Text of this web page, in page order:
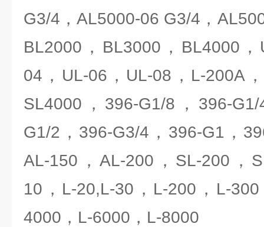
G3/4，AL5000-06 G3/4，
BL2000，BL3000，BL4000
04，UL-06，UL-08，L-200A
SL4000，396-G1/8，396-
G1/2，396-G3/4，396-G1，
AL-150，AL-200，SL-200，
10，L-20,L-30，L-200，L-
4000，L-6000，L-8000